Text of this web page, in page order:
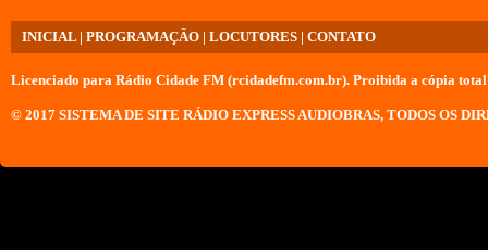
INICIAL PROGRAMAÇÃO LOCUTORES CONTATO
Licenciado para Rádio Cidade FM (rcidadefm.com.br). Proibida a cópia
© 2017 SISTEMA DE SITE RÁDIO EXPRESS AUDIOBRAS, TODOS OS